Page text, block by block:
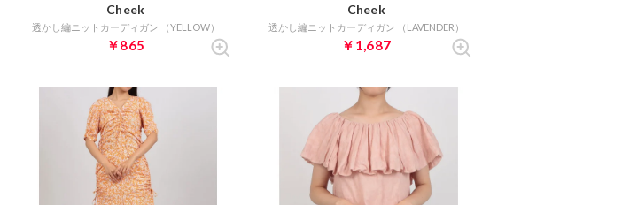
Cheek
透かし編ニットカーディガン （YELLOW）
￥865
Cheek
透かし編ニットカーディガン （LAVENDER）
￥1,687